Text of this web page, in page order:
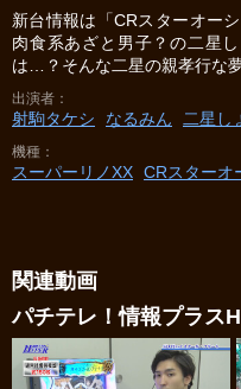
新台情報は「CRスターオー
肉食系あざと男子？の二星
は…？そんな二星の親孝行な
出演者
射駒タケシ なるみん 二星し
機種
スーパーリノXX CRスターオ
関連動画
パチテレ！情報プラス